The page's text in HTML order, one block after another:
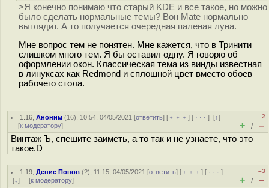
>Я конечно понимаю что старый KDE и все такое, но можно
было сделать нормальные темы? Вон Mate нормально
выглядит. А то получается очередная паленая луна.
Мне вопрос тем не понятен. Мне кажется, что в Тринити
слишком много тем. Я бы оставил одну. Я говорю об
оформлении окон. Классическая тема из винды известная
в линуксах как Redmond и сплошной цвет вместо обоев
рабочего стола.
1.16 ,Аноним (16), 10:54, 04/05/2021 [ответить] [ ﹢﹢﹢] [ · · ·][↑]
[к модератору]
–2
+ / –
Винтаж Ъ, спешите заиметь, а то так и не узнаете, что это
такое.D
1.19 ,Денис Попов (?), 11:15, 04/05/2021 [ответить] [ ﹢﹢﹢] [ · · ·]
[↓] [к модератору]
–3
+ / –